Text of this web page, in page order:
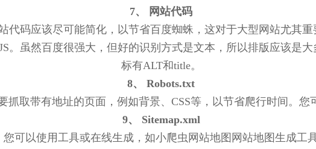
7、 网站代码
代码应该尽可能简化，以节省百度蜘蛛，这对于大型网站尤其重
。虽然百度很强大，但好的识别方式是文本，所以排版应该是
标有ALT和title。
8、 Robots.txt
抓取带有地址的页面，例如背景、CSS等，以节省爬行时间。您
9、 Sitemap.xml
您可以使用工具或在线生成，如小爬虫网站地图网站地图生成工